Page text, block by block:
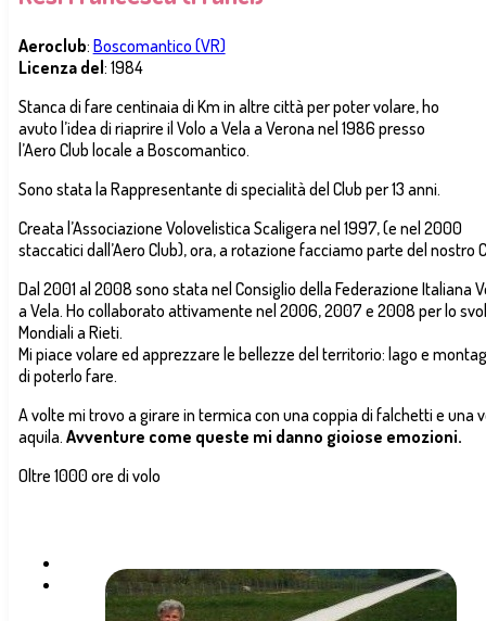
Aeroclub: Boscomantico (VR)
Licenza del: 1984
Stanca di fare centinaia di Km in altre città per poter volare, ho
avuto l’idea di riaprire il Volo a Vela a Verona nel 1986 presso
l’Aero Club locale a Boscomantico.
Sono stata la Rappresentante di specialità del Club per 13 anni.
Creata l’Associazione Volovelistica Scaligera nel 1997, (e nel 2000
staccatici dall’Aero Club), ora, a rotazione facciamo parte del nostro
Dal 2001 al 2008 sono stata nel Consiglio della Federazione Italiana
a Vela. Ho collaborato attivamente nel 2006, 2007 e 2008 per lo
Mondiali a Rieti.
Mi piace volare ed apprezzare le bellezze del territorio: lago e
di poterlo fare.
A volte mi trovo a girare in termica con una coppia di falchetti e una
aquila. Avventure come queste mi danno gioiose emozioni.
Oltre 1000 ore di volo